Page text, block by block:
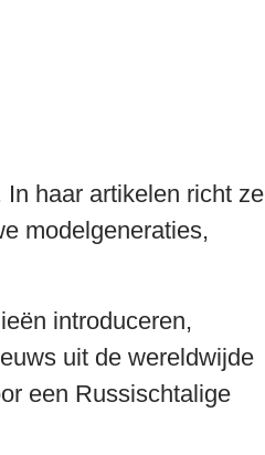
haar artikelen richt ze
modelgeneraties,
introduceren,
uit de wereldwijde
een Russischtalige